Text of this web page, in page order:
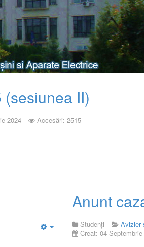
II)
2024 Accesări: 2515
Anunt
Studenți
Avizier
Creat: 04